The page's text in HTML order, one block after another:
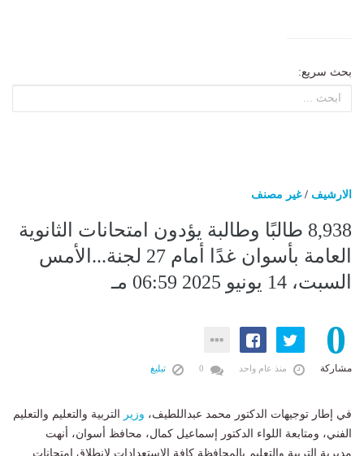
بحث سريع:
الارشيف /غير مصنف
8,938 طالبًا وطالبة يؤدون امتحانات الثانوية
العامة بأسوان غدًا أمام 27 لجنة...الأمس
السبت، 14 يونيو 2025 06:59 مـ
0
مشاركة منذ عام واحد تبليغ
في إطار توجيهات الدكتور محمد عبداللطيف، وزير
التربية والتعليم والتعليم
الفني، ومتابعة اللواء الدكتور إسماعيل كمال، محافظ أسوان، أنهت
مديرية التربية والتعليم بالمحافظة كافة الاستعدادات لانطلاق امتحانات